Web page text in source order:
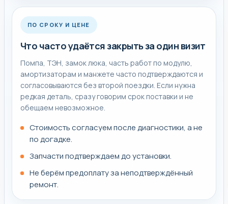
подшипники и электронику.
До приезда мастера лучше не разбирать технику
самостоятельно и не покупать деталь наугад. Сначала
нужно подтвердить сам узел, а потом уже подбирать
комплектующие под точную модель.
ПО СРОКУ И ЦЕНЕ
Что часто удаётся закрыть за один визит
Помпа, ТЭН, замок люка, часть работ по модулю,
амортизаторам и манжете часто подтверждаются и
согласовываются без второй поездки. Если нужна
редкая деталь, сразу говорим срок поставки и не
обещаем невозможное.
Стоимость согласуем после диагностики, а не
по догадке.
Запчасти подтверждаем до установки.
Не берём предоплату за неподтверждённый
ремонт.